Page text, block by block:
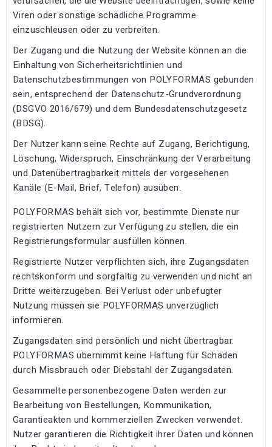
Viren oder sonstige schädliche Programme
einzuschleusen oder zu verbreiten.
Der Zugang und die Nutzung der Website können an die
Einhaltung von Sicherheitsrichtlinien und
Datenschutzbestimmungen von POLYFORMAS gebunden
sein, entsprechend der Datenschutz-Grundverordnung
(DSGVO 2016/679) und dem Bundesdatenschutzgesetz
(BDSG).
Der Nutzer kann seine Rechte auf Zugang, Berichtigung,
Löschung, Widerspruch, Einschränkung der Verarbeitung
und Datenübertragbarkeit mittels der vorgesehenen
Kanäle (E-Mail, Brief, Telefon) ausüben.
POLYFORMAS behält sich vor, bestimmte Dienste nur
registrierten Nutzern zur Verfügung zu stellen, die ein
Registrierungsformular ausfüllen können.
Registrierte Nutzer verpflichten sich, ihre Zugangsdaten
rechtskonform und sorgfältig zu verwenden und nicht an
Dritte weiterzugeben. Bei Verlust oder unbefugter
Nutzung müssen sie POLYFORMAS unverzüglich
informieren.
Zugangsdaten sind persönlich und nicht übertragbar.
POLYFORMAS übernimmt keine Haftung für Schäden
durch Missbrauch oder Diebstahl der Zugangsdaten.
Gesammelte personenbezogene Daten werden zur
Bearbeitung von Bestellungen, Kommunikation,
Garantieakten und kommerziellen Zwecken verwendet.
Nutzer garantieren die Richtigkeit ihrer Daten und können